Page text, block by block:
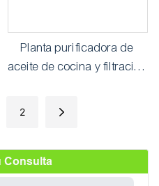
Consulta
Planta purificadora de
aceite de cocina y filtración
inoxidable 304
2